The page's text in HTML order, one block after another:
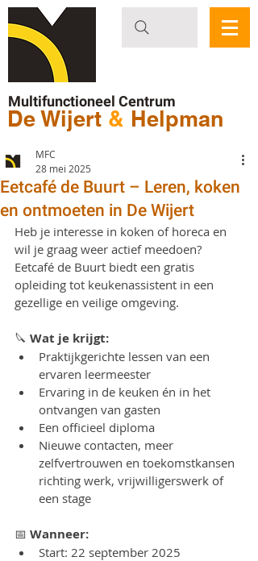
Multifunctioneel Centrum
De Wijert & Helpman
Eetcafé de Buurt – Leren, koken
en ontmoeten in De Wijert
MFC
28 mei 2025
Heb je interesse in koken of horeca en
wil je graag weer actief meedoen?
Eetcafé de Buurt biedt een gratis
opleiding tot keukenassistent in een
gezellige en veilige omgeving.
🔪 Wat je krijgt:
Praktijkgerichte lessen van een
ervaren leermeester
Ervaring in de keuken én in het
ontvangen van gasten
Een officieel diploma
Nieuwe contacten, meer
zelfvertrouwen en toekomstkansen
richting werk, vrijwilligerswerk of
een stage
📅 Wanneer:
Start: 22 september 2025